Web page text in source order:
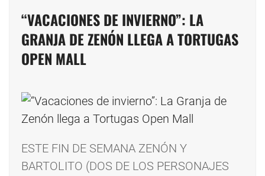
“VACACIONES DE INVIERNO”: LA
GRANJA DE ZENÓN LLEGA A TORTUGAS
OPEN MALL
ESTE FIN DE SEMANA ZENÓN Y
BARTOLITO (DOS DE LOS PERSONAJES